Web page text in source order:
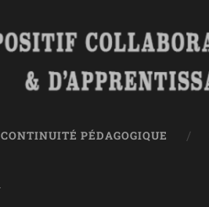
CONTINUITÉ PÉDAGOGIQUE